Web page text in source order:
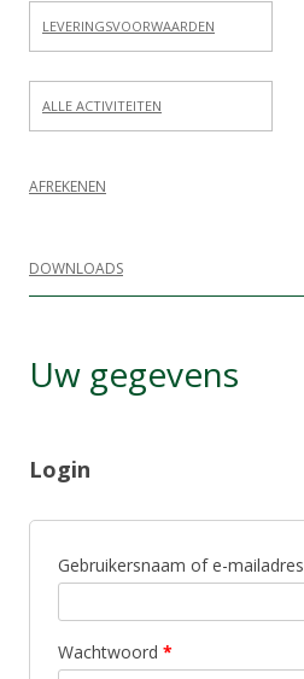
LEVERINGSVOORWAARDEN
ALLE ACTIVITEITEN
AFREKENEN
DOWNLOADS
Uw gegevens
Login
Gebruikersnaam of e-mailadres
Wachtwoord *